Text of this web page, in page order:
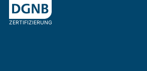
ZERTIFIZIERUNG